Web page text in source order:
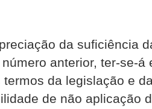
da suficiência
anterior, ter-se-á
da legislação e
de não aplicação